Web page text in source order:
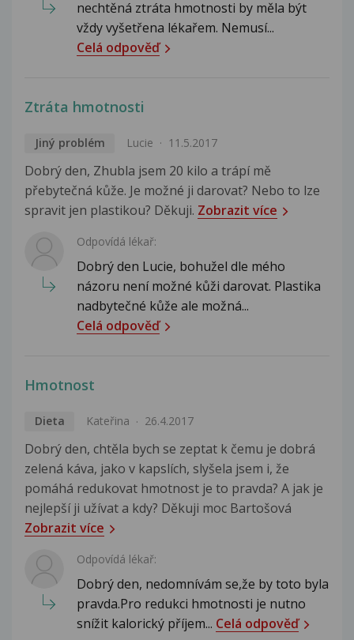
nechtěná ztráta hmotnosti by měla být
vždy vyšetřena lékařem. Nemusí...
Celá odpověď
Ztráta hmotnosti
Jiný problém Lucie 11.5.2017
Dobrý den, Zhubla jsem 20 kilo a trápí mě
přebytečná kůže. Je možné ji darovat? Nebo to lze
spravit jen plastikou? Děkuji. Zobrazit více
Odpovídá lékař:
Dobrý den Lucie, bohužel dle mého
názoru není možné kůži darovat. Plastika
nadbytečné kůže ale možná...
Celá odpověď
Hmotnost
Dieta Kateřina 26.4.2017
Dobrý den, chtěla bych se zeptat k čemu je dobrá
zelená káva, jako v kapslích, slyšela jsem i, že
pomáhá redukovat hmotnost je to pravda? A jak je
nejlepší ji užívat a kdy? Děkuji moc Bartošová
Zobrazit více
Odpovídá lékař:
Dobrý den, nedomnívám se,že by toto byla
pravda.Pro redukci hmotnosti je nutno
snížit kalorický příjem... Celá odpověď